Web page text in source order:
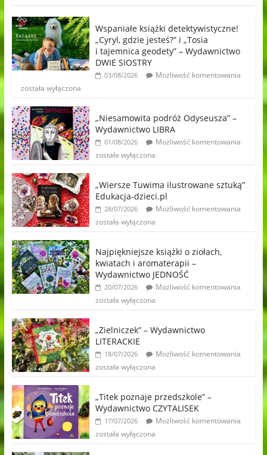
Wspaniałe książki detektywistyczne!
„Cyryl, gdzie jesteś?” i „Tosia
i tajemnica geodety” – Wydawnictwo
DWIE SIOSTRY
03/08/2026
Możliwość komentowania
została wyłączona
„Niesamowita podróż Odyseusza” –
Wydawnictwo LIBRA
01/08/2026
Możliwość komentowania
została wyłączona
„Wiersze Tuwima ilustrowane sztuką”
Edukacja-dzieci.pl
28/07/2026
Możliwość komentowania
została wyłączona
Najpiękniejsze książki o ziołach,
kwiatach i aromaterapii –
Wydawnictwo JEDNOŚĆ
20/07/2026
Możliwość komentowania
została wyłączona
„Zielniczek” – Wydawnictwo
LITERACKIE
18/07/2026
Możliwość komentowania
została wyłączona
„Titek poznaje przedszkole” –
Wydawnictwo CZYTALISEK
17/07/2026
Możliwość komentowania
została wyłączona